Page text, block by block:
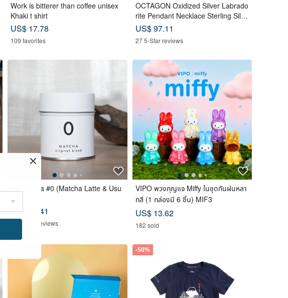
Work is bitterer than coffee unisex
Khaki t shirt
US$ 17.78
109 favorites
OCTAGON Oxidized Silver Labrado
rite Pendant Necklace Sterling Silve
rUS$ 97.11
27 5-Star reviews
Uji Matcha #0 (Matcha Latte & Usu
cha)
US$ 18.41
46 5-Star reviews
VIPO พวงกุญแจ Miffy ในชุดกันฝนหลา
กสี (1 กล่องมี 6 ชิ้น) MIF3
US$ 13.62
182 sold
-50%